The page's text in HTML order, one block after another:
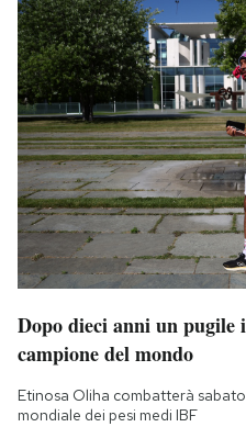
Dopo dieci anni un pugile
campione del mondo
Etinosa Oliha combatterà
mondiale dei pesi medi IBF